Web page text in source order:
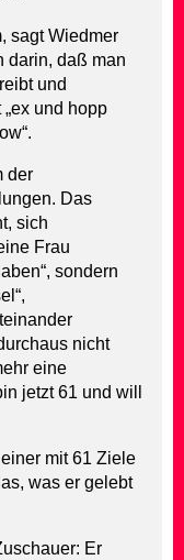
sagt Wiedmer
darin, daß man
und
und hopp
der
Das
sich
Frau
sondern
nicht
eine
jetzt 61 und will
mit 61 Ziele
was er gelebt
Er